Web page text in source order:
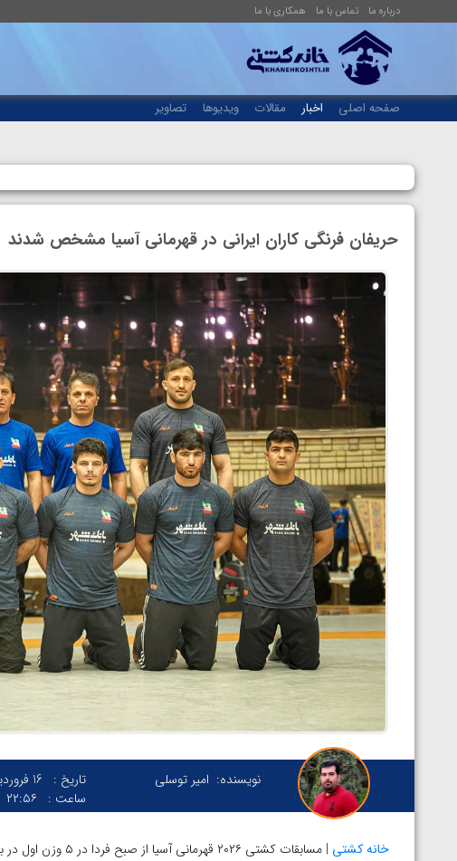
درباره ما تماس با ما همکاری با ما
صفحه اصلی اخبار مقالات ویدیوها تصاویر
حریفان فرنگی کاران ایرانی در قهرمانی آسیا مشخص شدند
نویسنده: امیر توسلی تاریخ :
16 فروردین 1405
ساعت :
۲۲:۵۶
خانه کشتی | مسابقات کشتی ۲۰۲۶ قهرمانی آسیا از صبح فردا در ۵ وزن اول در بیشکک قرقیزستان با کشتی فرنگی استارت خواهد خورد.